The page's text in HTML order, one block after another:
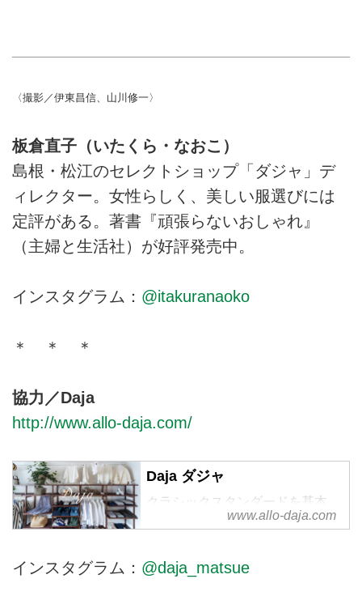
〈撮影／伊東昌信、山川修一〉
板倉直子（いたくら・なおこ）
島根・松江のセレクトショップ「ダジャ」デ
ィレクター。女性らしく、美しい服選びには
定評がある。著書『頑張らないおしゃれ』
（主婦と生活社）が好評発売中。
インスタグラム： @itakuranaoko
＊ ＊ ＊
協力／Daja
http://www.allo-daja.com/
Daja ダジャ
クラシックスタンダードを基本
に、自分らしいスタイリッシュな
www.allo-daja.com
インスタグラム： @daja_matsue